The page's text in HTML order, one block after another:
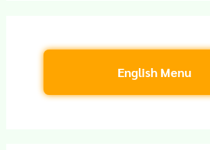
English Menu